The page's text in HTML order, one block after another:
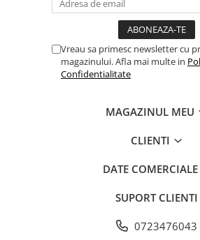
Vreau sa primesc newsletter cu
magazinului. Afla mai multe in
Confidentialitate
MAGAZINUL MEU
CLIENTI
DATE COMERCIALE
SUPORT CLIENTI
0723476043